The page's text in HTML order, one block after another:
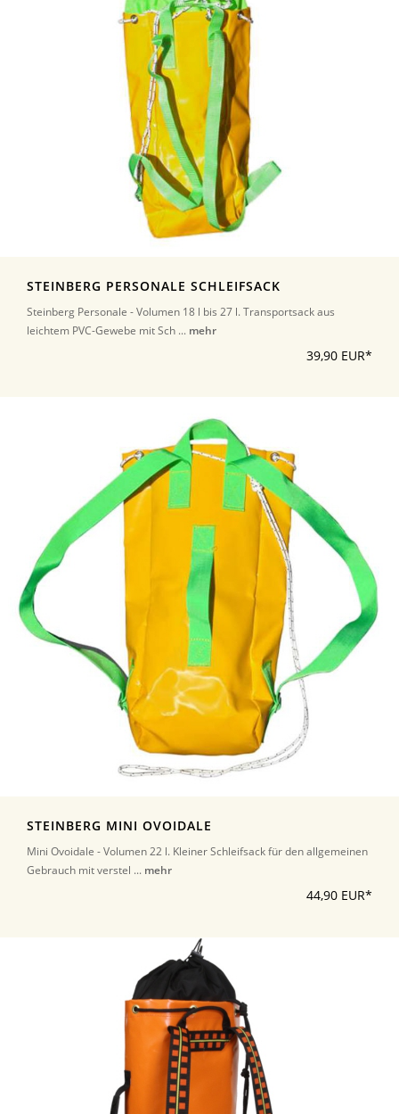
STEINBERG PERSONALE SCHLEIFSACK
Steinberg Personale - Volumen 18 l bis 27 l. Transportsack aus
leichtem PVC-Gewebe mit Sch ... mehr
39,90 EUR*
STEINBERG MINI OVOIDALE
Mini Ovoidale - Volumen 22 l. Kleiner Schleifsack für den allgemeinen
Gebrauch mit verstel ... mehr
44,90 EUR*